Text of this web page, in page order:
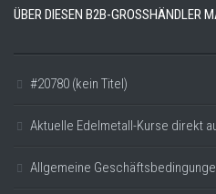
ÜBER DIESEN B2B-GROSSHÄNDLER
#20780 (kein Titel)
Aktuelle Edelmetall-Kurse direkt
Allgemeine